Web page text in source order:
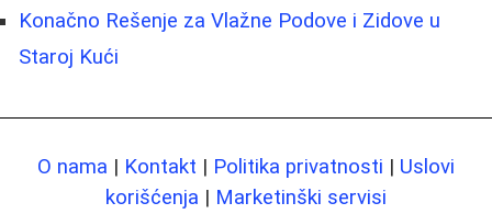
Konačno Rešenje za Vlažne Podove i Zidove u
Staroj Kući
O nama | Kontakt | Politika privatnosti | Uslovi
korišćenja | Marketinški servisi